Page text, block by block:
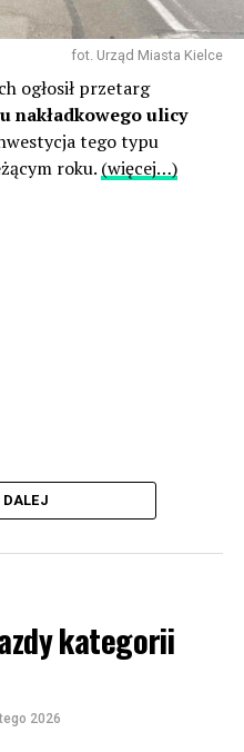
fot. Urząd Miasta Kielce
ogłosił przetarg
nakładkowego ulicy
tego typu
roku. (więcej…)
kategorii
2026